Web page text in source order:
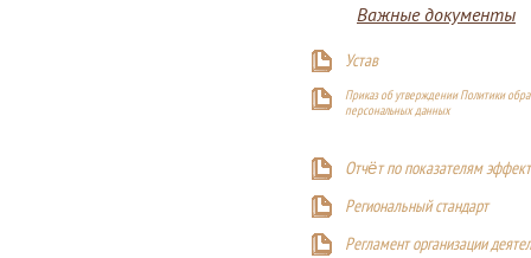
Важные документы
Устав
Приказ об утверждении Политики
персональных данных
Отчёт по показателям
Региональный стандарт
Регламент организации